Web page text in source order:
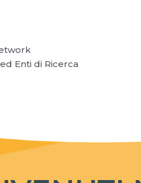
Enti di Ricerca